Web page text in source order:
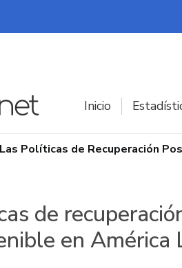
Inicio
Las Políticas de Recuperación
de
en América